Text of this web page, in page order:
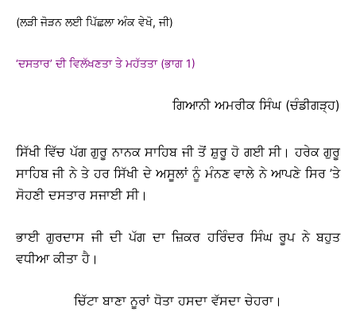
(ਲੜੀ ਜੋੜਨ ਲਈ ਪਿੱਛਲਾ ਅੰਕ ਵੇਖੋ, ਜੀ)
‘ਦਸਤਾਰ’ ਦੀ ਵਿਲੱਖਣਤਾ ਤੇ ਮਹੱਤਤਾ (ਭਾਗ 1)
ਗਿਆਨੀ ਅਮਰੀਕ ਸਿੰਘ (ਚੰਡੀਗੜ੍ਹ)
ਸਿੱਖੀ ਵਿੱਚ ਪੱਗ ਗੁਰੂ ਨਾਨਕ ਸਾਹਿਬ ਜੀ ਤੋਂ ਸ਼ੁਰੂ ਹੋ ਗਈ ਸੀ। ਹਰੇਕ ਗੁਰੂ
ਸਾਹਿਬ ਜੀ ਨੇ ਤੇ ਹਰ ਸਿੱਖੀ ਦੇ ਅਸੂਲਾਂ ਨੂੰ ਮੰਨਣ ਵਾਲੇ ਨੇ ਆਪਣੇ ਸਿਰ ’ਤੇ
ਸੋਹਣੀ ਦਸਤਾਰ ਸਜਾਈ ਸੀ।
ਭਾਈ ਗੁਰਦਾਸ ਜੀ ਦੀ ਪੱਗ ਦਾ ਜ਼ਿਕਰ ਹਰਿੰਦਰ ਸਿੰਘ ਰੂਪ ਨੇ ਬਹੁਤ
ਵਧੀਆ ਕੀਤਾ ਹੈ।
ਚਿੱਟਾ ਬਾਣਾ ਨੂਰਾਂ ਧੋਤਾ ਹਸਦਾ ਵੱਸਦਾ ਚੇਹਰਾ।